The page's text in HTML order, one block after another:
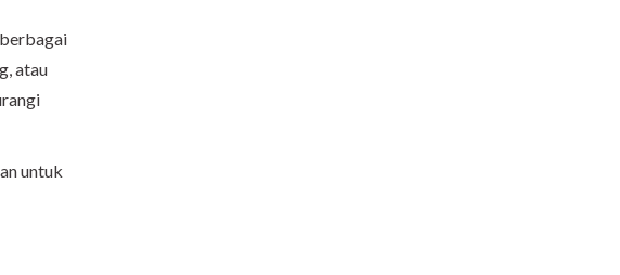
atau
untuk